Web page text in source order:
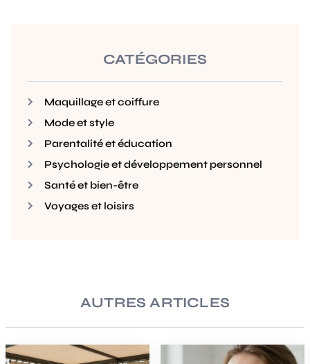
CATÉGORIES
Maquillage et coiffure
Mode et style
Parentalité et éducation
Psychologie et développement personnel
Santé et bien-être
Voyages et loisirs
AUTRES ARTICLES